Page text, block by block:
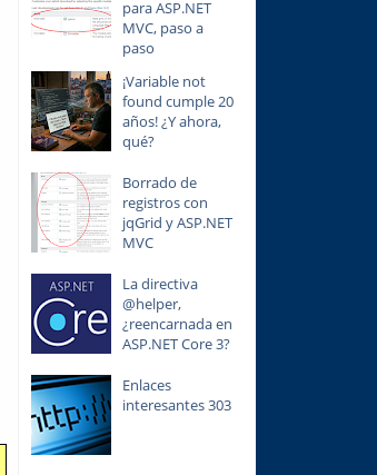
para ASP.NET
MVC, paso a
paso
¡Variable not
found cumple 20
años! ¿Y ahora,
qué?
Borrado de
registros con
jqGrid y ASP.NET
MVC
La directiva
@helper,
¿reencarnada en
ASP.NET Core 3?
Enlaces
interesantes 303